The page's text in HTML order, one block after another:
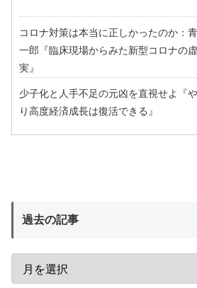
コロナ対策は本当に正しかったのか：
一郎『臨床現場からみた新型コロナの
実』
少子化と人手不足の元凶を直視せよ『
り高度経済成長は復活できる』
過去の記事